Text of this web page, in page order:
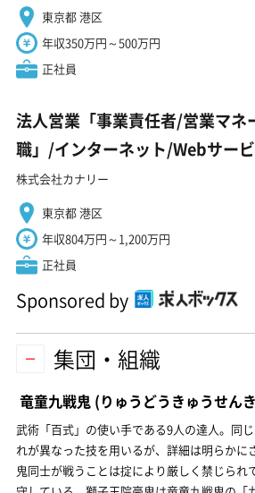
東京都 港区
年収350万円～500万円
正社員
法人営業「事業責任者/営業マネ
職」/インターネット/Webサー
株式会社カナリー
東京都 港区
年収804万円～1,200万円
正社員
Sponsored by
集団・組織
竜童九戦鬼 (りゅうどうきゅうせん
武術「百式」の使い手である9人の達人。同
れが異なった技を用いるが、詳細は明らかに
鬼同士が戦うことは掟により厳しく禁じられ